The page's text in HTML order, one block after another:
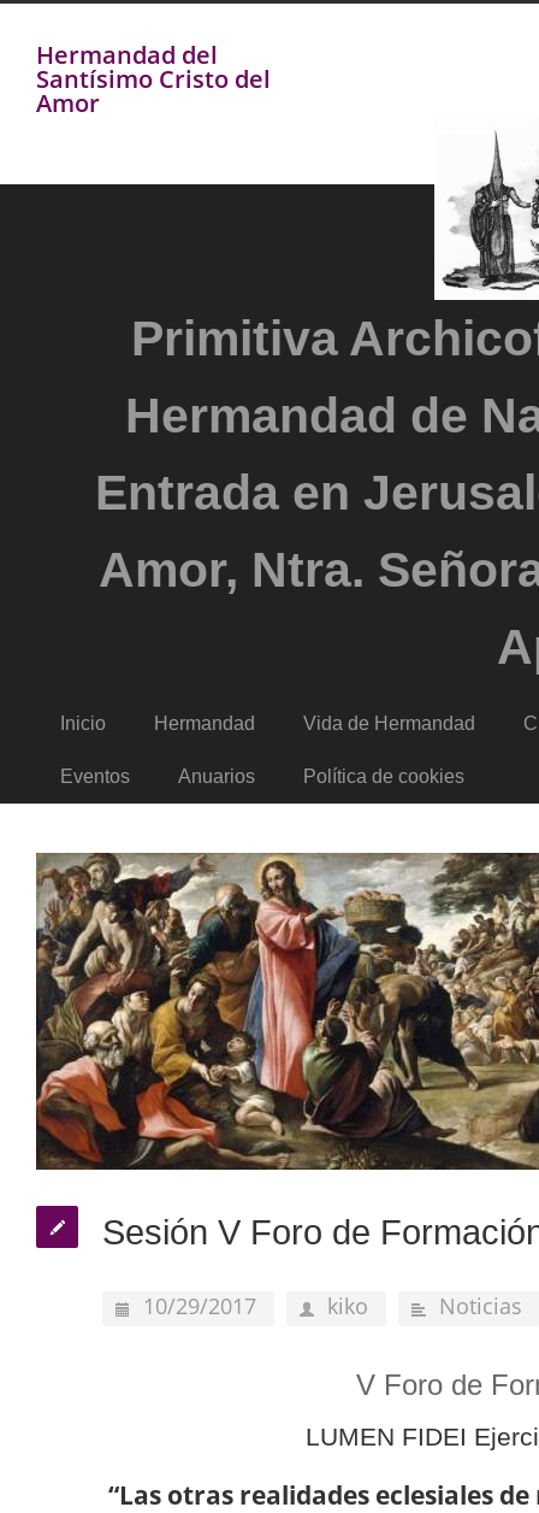
Hermandad del
Santísimo Cristo del
Amor
Primitiva
Hermandad de
Entrada en
Amor, Ntra.
Inicio Hermandad Vida de Hermandad
Eventos Anuarios Política de cookies
Sesión V Foro de
10/29/2017 kiko Noticias
V Foro de
LUMEN FIDEI
“Las otras realidades eclesiales